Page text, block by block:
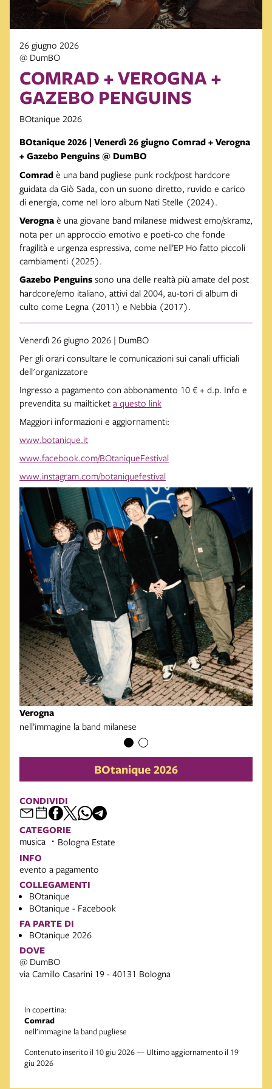
26 giugno 2026
@ DumBO
COMRAD + VEROGNA +
GAZEBO PENGUINS
BOtanique 2026
BOtanique 2026 | Venerdì 26 giugno Comrad + Verogna
+ Gazebo Penguins @ DumBO
Comrad è una band pugliese punk rock/post hardcore
guidata da Giò Sada, con un suono diretto, ruvido e carico
di energia, come nel loro album Nati Stelle (2024).
Verogna è una giovane band milanese midwest emo/skramz,
nota per un approccio emotivo e poeti-co che fonde
fragilità e urgenza espressiva, come nell’EP Ho fatto piccoli
cambiamenti (2025).
Gazebo Penguins sono una delle realtà più amate del post
hardcore/emo italiano, attivi dal 2004, au-tori di album di
culto come Legna (2011) e Nebbia (2017).
Venerdì 26 giugno 2026 | DumBO
Per gli orari consultare le comunicazioni sui canali ufficiali
dell'organizzatore
Ingresso a pagamento con abbonamento 10 € + d.p. Info e
prevendita su mailticket a questo link
Maggiori informazioni e aggiornamenti:
www.botanique.it
www.facebook.com/BOtaniqueFestival
www.instagram.com/botaniquefestival
Verogna
nell’immagine la band milanese
BOtanique 2026
CONDIVIDI
CATEGORIE
musica Bologna Estate
INFO
evento a pagamento
COLLEGAMENTI
BOtanique
BOtanique - Facebook
FA PARTE DI
BOtanique 2026
DOVE
@ DumBO
via Camillo Casarini 19 - 40131 Bologna
In copertina:
Comrad
nell’immagine la band pugliese
Contenuto inserito il 10 giu 2026 — Ultimo aggiornamento il 19
giu 2026